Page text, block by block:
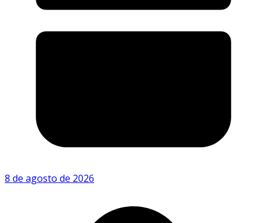
8 de agosto de 2026